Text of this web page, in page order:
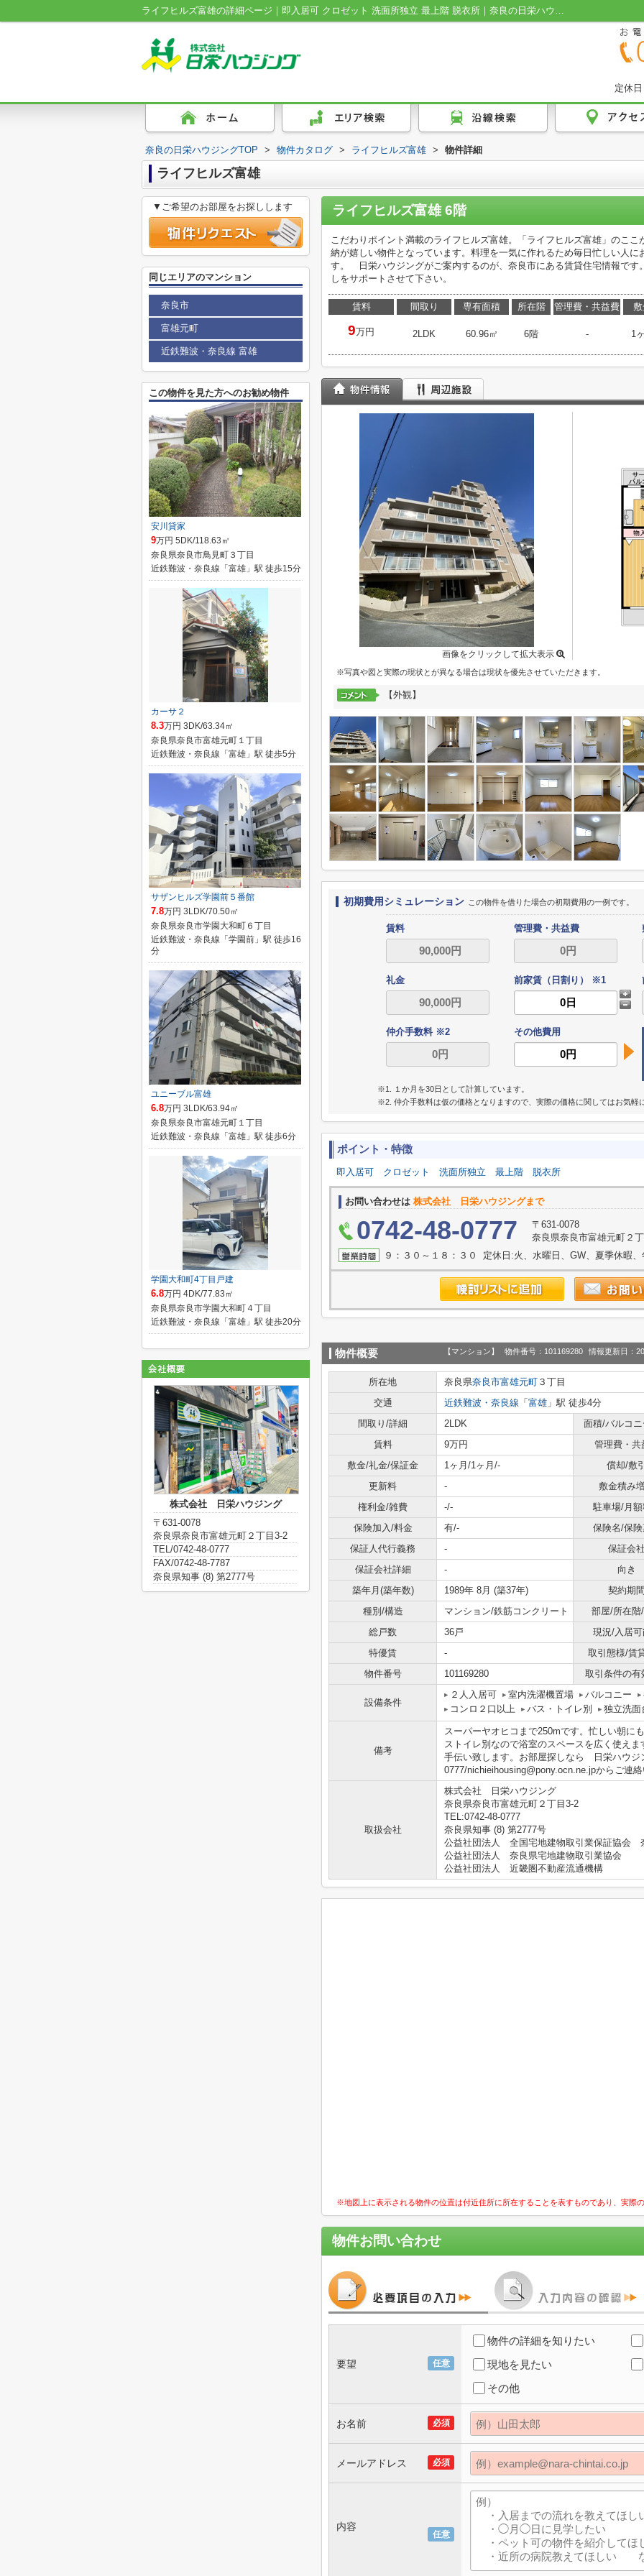
ライフヒルズ富雄の詳細ページ｜即入居可 クロゼット 洗面所独立 最上階 脱衣所｜奈良の日栄ハウジング
定休
奈良の日栄ハウジングTOP > 物件カタログ > ライフヒルズ富雄 > 物件詳細
ライフヒルズ富雄
ライフヒルズ富雄 6階
こだわりポイント満載のライフヒルズ富雄。「ライフヒルズ富雄」のこ
納が嬉しい物件となっています。料理を一気に作れるため毎日忙しい人
す。 日栄ハウジングがご案内するのが、奈良市にある賃貸住宅情報です
しをサポートさせて下さい。
賃料
9万円
間取り
2LDK
専有面積
60.96㎡
所在階
6階
管理費・共益費
- 1
画像をクリックして拡大表示
※写真や図と実際の現状とが異なる場合は現状を優先させていただきます。
【外観】
初期費用シミュレーション この物件を借りた場合の初期費用の一例です。
賃料 管理費・共益費
礼金 前家賃（日割り） ※1
仲介手数料 ※2 その他費用
※1. １か月を30日として計算しています。
※2. 仲介手数料は仮の価格となりますので、実際の価格に関してはお気軽
ポイント・特徴
即入居可 クロゼット 洗面所独立 最上階 脱衣所
お問い合わせは 株式会社 日栄ハウジングまで
0742-48-0777
〒631-0078
奈良県奈良市富雄元町２
９：３０～１８：３０ 定休日:火、水曜日、GW、夏季休暇
物件概要 【マンション】 物件番号：101169280 情報更新日：
所在地 奈良県奈良市富雄元町 ３丁目
交通
近鉄難波・奈良線 「 富雄 」駅 徒歩4分
間取り/詳細
2LDK
面積/バルコ
賃料
9万円
管理費・共
敷金/礼金/保証金
1ヶ月/1ヶ月/-
償却/敷
更新料
-
敷金積み
権利金/雑費
-/-
駐車場/月
保険加入/料金
有/-
保険名/保
保証人代行義務
-
保証会
保証会社詳細
-
向き
築年月(築年数)
1989年 8月 (築37年)
契約期
種別/構造
マンション/鉄筋コンクリート
部屋/所在階
総戸数
36戸
現況/入居
特優賃
-
取引態様/賃
物件番号
101169280 取引条件の有
設備条件
２人入居可 室内洗濯機置場 バルコニー
コンロ２口以上
バス・トイレ別 独立洗面
備考
スーパーヤオヒコまで250mです。忙しい朝に
ストイレ別なので浴室のスペースを広く使え
手伝い致します。お部屋探しなら 日栄ハウジ
0777/nichieihousing@pony.ocn.ne.jpからご連
取扱会社
株式会社 日栄ハウジング
奈良県奈良市富雄元町２丁目3-2
TEL:0742-48-0777
奈良県知事 (8) 第2777号
公益社団法人 全国宅地建物取引業保証協会
公益社団法人 奈良県宅地建物取引業協会
公益社団法人 近畿圏不動産流通機構
※地図上に表示される物件の位置は付近住所に所在することを表すものであり、実際
物件お問い合わせ
任意
要望
物件の詳細を知りたい
現地を見たい
その他
必須
お名前
必須
メールアドレス
任意
内容
▼ご希望のお部屋をお探しします
同じエリアのマンション
奈良市
富雄元町
近鉄難波・奈良線 富雄
この物件を見た方へのお勧め物件
安川貸家
9万円 5DK/118.63㎡
奈良県奈良市鳥見町３丁目
近鉄難波・奈良線「富雄」駅 徒歩15分
カーサ２
8.3万円 3DK/63.34㎡
奈良県奈良市富雄元町１丁目
近鉄難波・奈良線「富雄」駅 徒歩5分
サザンヒルズ学園前５番館
7.8万円 3LDK/70.50㎡
奈良県奈良市学園大和町６丁目
近鉄難波・奈良線「学園前」駅 徒歩16
分
ユニーブル富雄
6.8万円 3LDK/63.94㎡
奈良県奈良市富雄元町１丁目
近鉄難波・奈良線「富雄」駅 徒歩6分
学園大和町4丁目戸建
6.8万円 4DK/77.83㎡
奈良県奈良市学園大和町４丁目
近鉄難波・奈良線「富雄」駅 徒歩20分
株式会社 日栄ハウジング
〒631-0078
奈良県奈良市富雄元町２丁目3-2
TEL/0742-48-0777
FAX/0742-48-7787
奈良県知事 (8) 第2777号